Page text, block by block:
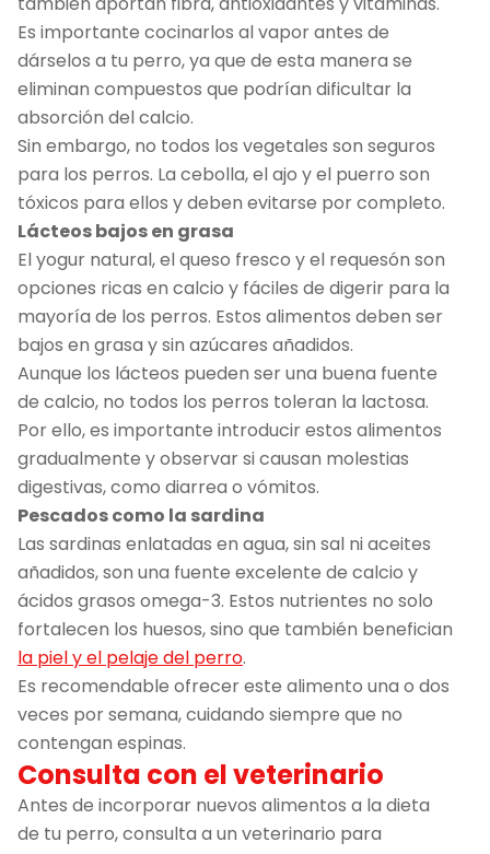
Es importante cocinarlos al vapor antes de
dárselos a tu perro, ya que de esta manera se
eliminan compuestos que podrían dificultar la
absorción del calcio.
Sin embargo, no todos los vegetales son seguros
para los perros. La cebolla, el ajo y el puerro son
tóxicos para ellos y deben evitarse por completo.
Lácteos bajos en grasa
El yogur natural, el queso fresco y el requesón son
opciones ricas en calcio y fáciles de digerir para la
mayoría de los perros. Estos alimentos deben ser
bajos en grasa y sin azúcares añadidos.
Aunque los lácteos pueden ser una buena fuente
de calcio, no todos los perros toleran la lactosa.
Por ello, es importante introducir estos alimentos
gradualmente y observar si causan molestias
digestivas, como diarrea o vómitos.
Pescados como la sardina
Las sardinas enlatadas en agua, sin sal ni aceites
añadidos, son una fuente excelente de calcio y
ácidos grasos omega-3. Estos nutrientes no solo
fortalecen los huesos, sino que también benefician
la piel y el pelaje del perro.
Es recomendable ofrecer este alimento una o dos
veces por semana, cuidando siempre que no
contengan espinas.
Consulta con el veterinario
Antes de incorporar nuevos alimentos a la dieta
de tu perro, consulta a un veterinario para